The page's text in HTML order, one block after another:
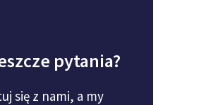
pytania?
się z nami, a my